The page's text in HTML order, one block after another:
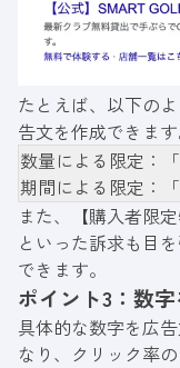
たとえば、以下の
告文を作成できます
数量による限定：
期間による限定：
また、【購入者限
といった訴求も目
できます。
ポイント3：数
具体的な数字を広
なり、クリック率